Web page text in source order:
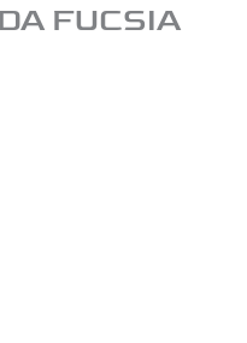
FUCSIA